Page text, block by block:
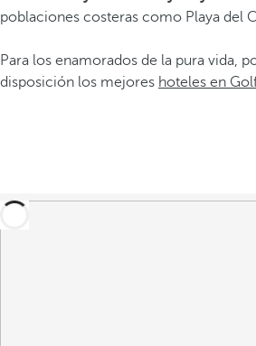
poblaciones costeras como Playa del
Para los enamorados de la pura vida,
disposición los mejores hoteles en